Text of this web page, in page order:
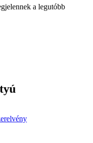
a legutóbb